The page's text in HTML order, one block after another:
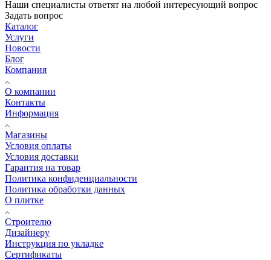
Наши специалисты ответят на любой интересующий вопрос
Задать вопрос
Каталог
Услуги
Новости
Блог
Компания
О компании
Контакты
Информация
Магазины
Условия оплаты
Условия доставки
Гарантия на товар
Политика конфиденциальности
Политика обработки данных
О плитке
Строителю
Дизайнеру
Инструкция по укладке
Сертификаты